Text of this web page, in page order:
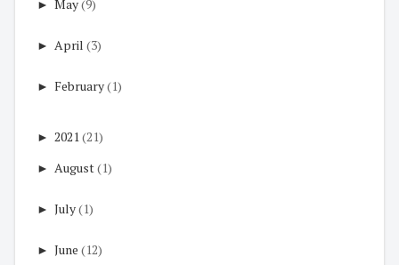
► May(9)
► April (3)
► February(1)
► 2021 (21)
► August(1)
► July(1)
► June (12)